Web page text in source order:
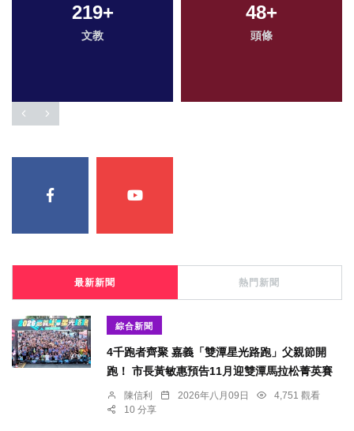
219+
文教
48+
頭條
最新新聞 熱門新聞
綜合新聞
4千跑者齊聚 嘉義「雙潭星光路跑」父親節開
跑！ 市長黃敏惠預告11月迎雙潭馬拉松菁英賽
陳信利 2026年八月09日
4,751 觀看
10 分享